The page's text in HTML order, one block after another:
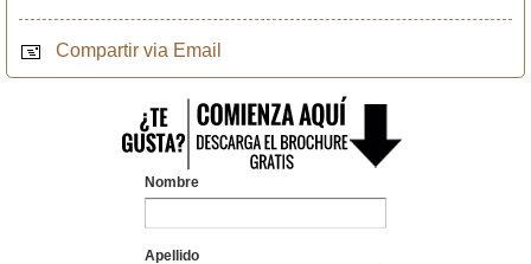
Compartir via Email
Nombre
Apellido